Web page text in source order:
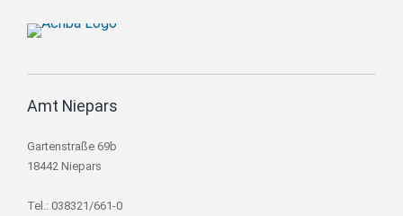
Amt Niepars
Gartenstraße 69b
18442 Niepars
Tel.: 038321/661-0